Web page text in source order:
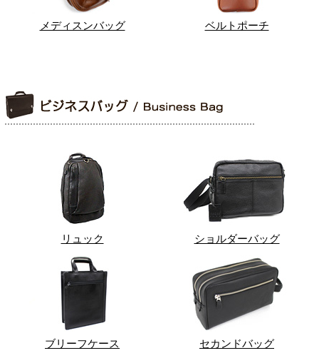
メディスンバッグ ベルトポーチ
リュック ショルダーバッグ
ブリーフケース セカンドバッグ